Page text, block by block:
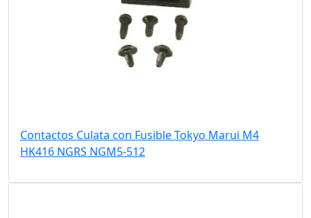
Contactos Culata con Fusible Tokyo Marui M4
HK416 NGRS NGM5-512